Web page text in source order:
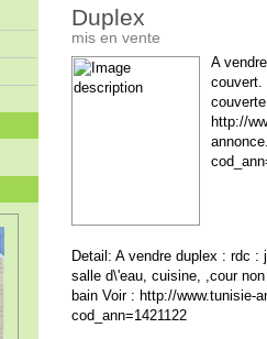
Duplex
mis en vente
A
couvert.
http://
Detail: A vendre duplex : rdc
salle d\'eau, cuisine, ,cour
bain Voir : http://www.tunisie-
cod_ann=1421122